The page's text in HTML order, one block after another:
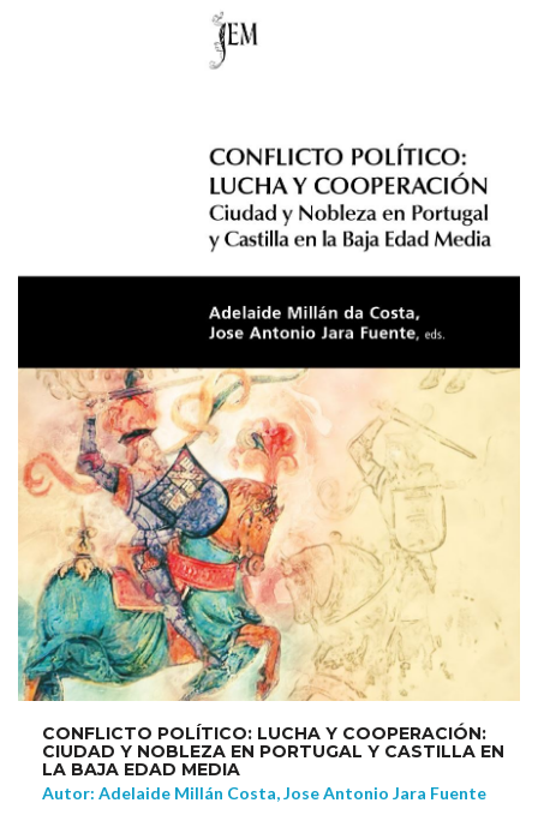
CONFLICTO POLÍTICO: LUCHA Y COOPERACIÓN:
CIUDAD Y NOBLEZA EN PORTUGAL Y CASTILLA EN
LA BAJA EDAD MEDIA
Autor: Adelaide Millán Costa, Jose Antonio Jara Fuente